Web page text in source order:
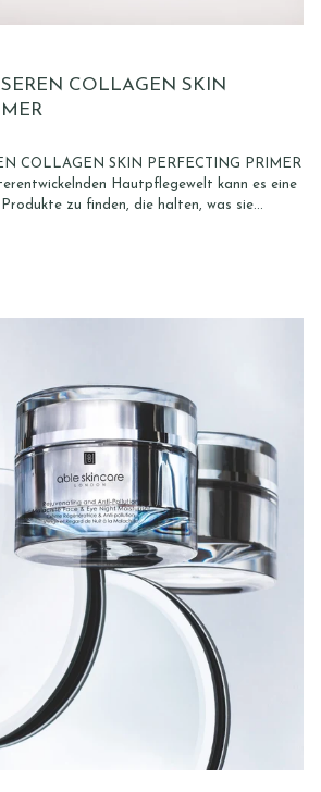
COLLAGEN SKIN
COLLAGEN SKIN PERFECTING PRIMER
Hautpflegewelt kann es eine
zu finden, die halten, was sie...